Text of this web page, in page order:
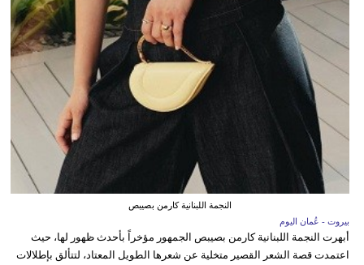
النجمة اللبنانية كارمن بصيبص
بيروت - عُمان اليوم
أبهرت النجمة اللبنانية كارمن بصيبص الجمهور مؤخراً بأحدث ظهور لها، حيث
اعتمدت قصة الشعر القصير متخلية عن شعرها الطويل المعتاد، لتتألق بإطلالات